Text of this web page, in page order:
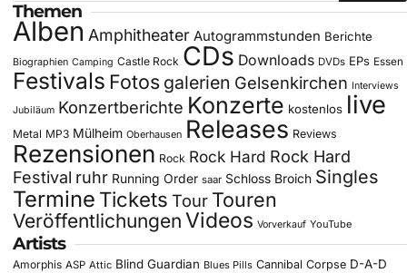
Themen
Alben Amphitheater Autogrammstunden Berichte
Biographien Camping Castle Rock CDs Downloads DVDs EPs Essen
Festivals Fotos galerien Gelsenkirchen Interviews
Jubiläum Konzertberichte Konzerte kostenlos live
Metal MP3 Mülheim Oberhausen Releases Reviews
Rezensionen Rock Rock Hard Rock Hard
Festival ruhr Running Order saar Schloss Broich Singles
Termine Tickets Tour Touren
Veröffentlichungen Videos Vorverkauf YouTube
Artists
Amorphis ASP Attic Blind Guardian Blues Pills Cannibal Corpse D-A-D